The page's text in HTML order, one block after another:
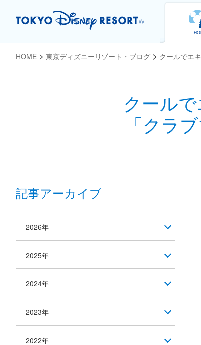
HOME 東京ディズニーリゾート・ブログ クールでエ
クール
「クラ
お気に入り
記事アーカイブ
2026年
2025年
2024年
2023年
2022年